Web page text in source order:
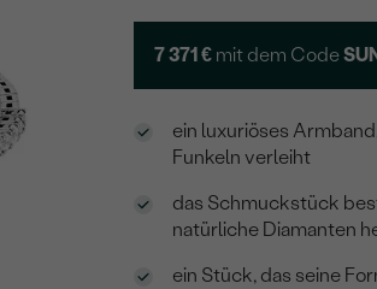
7 371 € mit dem Code
ein luxuriöses
Funkeln verleiht
das Schmuckstück
natürliche Diamanten
ein Stück, das seine